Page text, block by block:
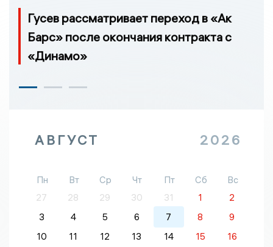
Гусев рассматривает переход в «Ак
Барс» после окончания контракта с
«Динамо»
АВГУСТ 2026
Пн Вт Ср Чт Пт Сб
Вс
27
28 29 30 31 1
2
3
4 5 6 7 8
9
10
11 12 13 14 15
16